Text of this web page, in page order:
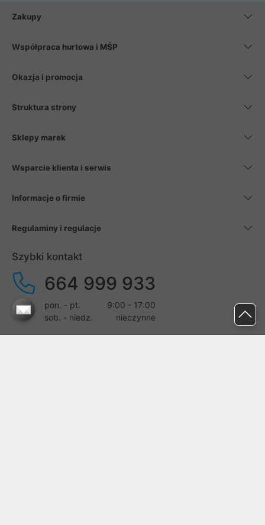
Zakupy
Współpraca hurtowa i MŚP
Okazja i promocja
Struktura strony
Sklepy marek
Wsparcie klienta i serwis
Informacje o firmie
Regulaminy i regulacje
Szybki kontakt
664 999 933
pon. - pt.
9:00 - 17:00
sob. - niedz.
nieczynne